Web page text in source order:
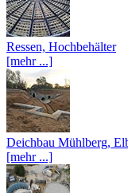
Ressen, Hochbehälter
[mehr ...]
Deichbau Mühlberg,
[mehr ...]